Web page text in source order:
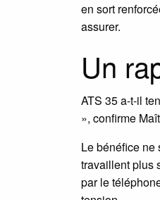
en sort
assurer.
Un
ATS 35 a-t-il
», confirme
Le bénéfice ne
travaillent plus
par le